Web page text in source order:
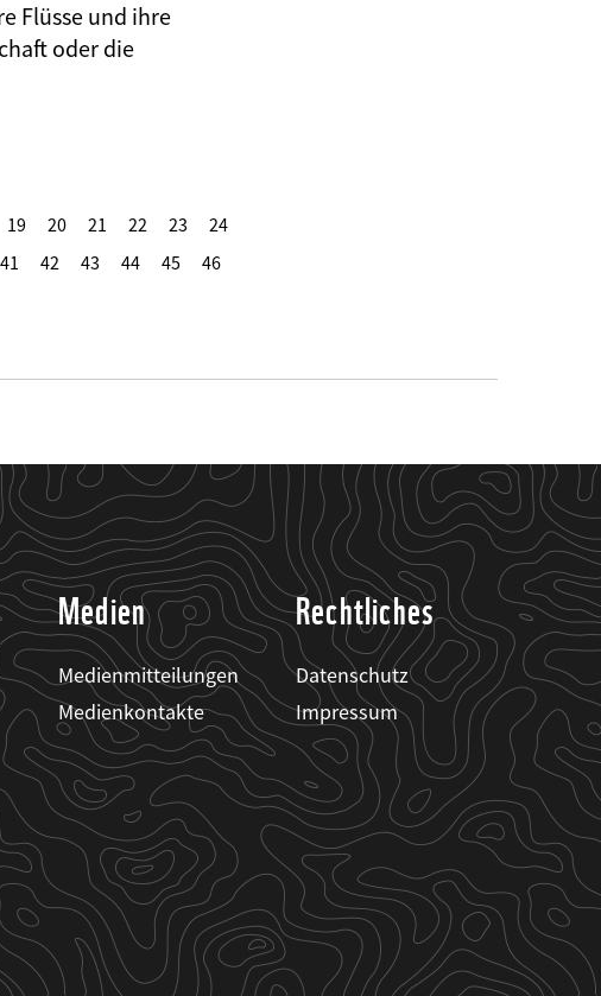
Flüsse und ihre
oder die
19 20 21 22 23
24
41 42 43 44 45
46
Medien
Medienmitteilungen
Medienkontakte
Rechtliches
Datenschutz
Impressum